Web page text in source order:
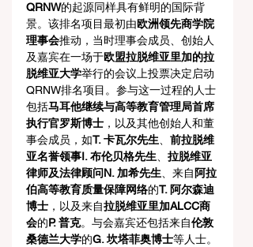
QRNW的起源同样具有鲜明的国际背
景。该排名项目最初由欧洲领先商学院
理事会推动，当时理事会成员、创始人
及嘉宾在一场于欧盟拉脱维亚里加的拉
脱维亚大学举行的会议上投票决定启动
QRNW排名项目。参与这一过程的人士
包括马耳他继续与高等教育管理局首席
执行官罗斯博士 ，以及其他创始人和董
事会成员，如T. 卡瓦尔先生
前拉脱维
亚名誉领事I. 布伦贝格先生
拉脱维亚
律师及法律顾问N. 加希先生 、来自 阿拉
伯高等教育质量保障网络的T. 阿尔森迪
博士 ，以及来自拉脱维亚里加ALCC商
会的P. 普克。与会嘉宾还包括来自伦敦
桑德兰大学的G. 坎塔菲奥博士等人士。